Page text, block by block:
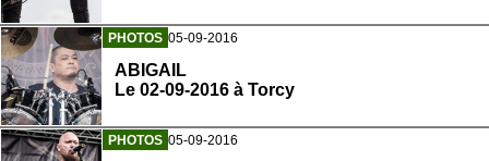
PHOTOS 05-09-2016
ABIGAIL
Le 02-09-2016 à Torcy
PHOTOS 05-09-2016